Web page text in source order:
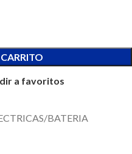
a favoritos
BATERIA